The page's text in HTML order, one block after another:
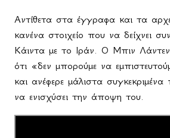
Αντίθετα στα έγγραφα και τα
κανένα στοιχείο που να δείχνει
Κάιντα με το Ιράν. Ο Μπιν
ότι «δεν μπορούμε να
και ανέφερε μάλιστα συγκεκριμένα
να ενισχύσει την άποψη του.